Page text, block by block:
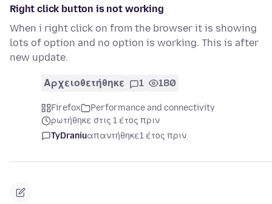
Right click button is not working
When i right click on from the browser it is showing
lots of option and no option is working. This is after
new update.
Αρχειοθετήθηκε 1 180
Firefox
Performance and connectivity
ρωτήθηκε στις 1 έτος πριν
TyDraniuαπαντήθηκε1 έτος πριν